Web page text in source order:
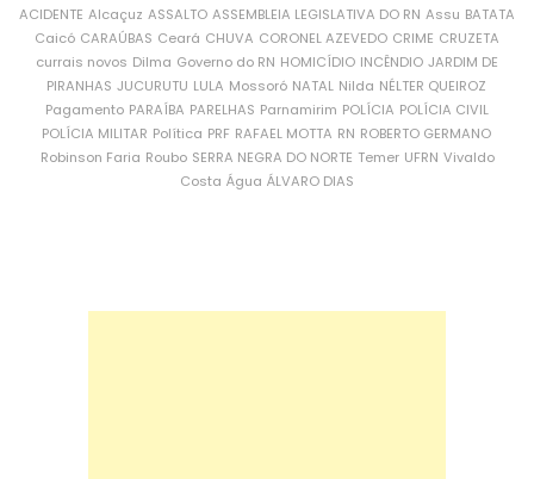
ACIDENTE Alcaçuz ASSALTO ASSEMBLEIA LEGISLATIVA DO RN Assu BATATA
Caicó CARAÚBAS Ceará CHUVA CORONEL AZEVEDO CRIME CRUZETA
currais novos Dilma Governo do RN HOMICÍDIO INCÊNDIO JARDIM DE
PIRANHAS JUCURUTU LULA Mossoró NATAL Nilda NÉLTER QUEIROZ
Pagamento PARAÍBA PARELHAS Parnamirim POLÍCIA POLÍCIA CIVIL
POLÍCIA MILITAR Política PRF RAFAEL MOTTA RN ROBERTO GERMANO
Robinson Faria Roubo SERRA NEGRA DO NORTE Temer UFRN Vivaldo
Costa Água ÁLVARO DIAS